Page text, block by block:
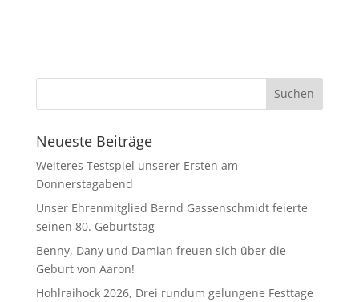
Neueste Beiträge
Weiteres Testspiel unserer Ersten am
Donnerstagabend
Unser Ehrenmitglied Bernd Gassenschmidt feierte
seinen 80. Geburtstag
Benny, Dany und Damian freuen sich über die
Geburt von Aaron!
Hohlraihock 2026, Drei rundum gelungene Festtage